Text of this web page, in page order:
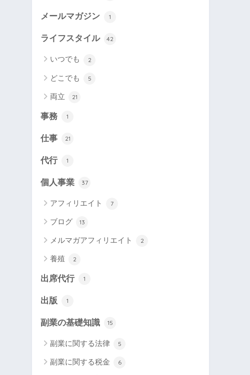
メールマガジン 1
ライフスタイル 42
いつでも 2
どこでも 5
両立 21
事務 1
仕事 21
代行 1
個人事業 37
アフィリエイト 7
ブログ 13
メルマガアフィリエイト 2
養殖 2
出席代行 1
出版 1
副業の基礎知識 15
副業に関する法律 5
副業に関する税金 6